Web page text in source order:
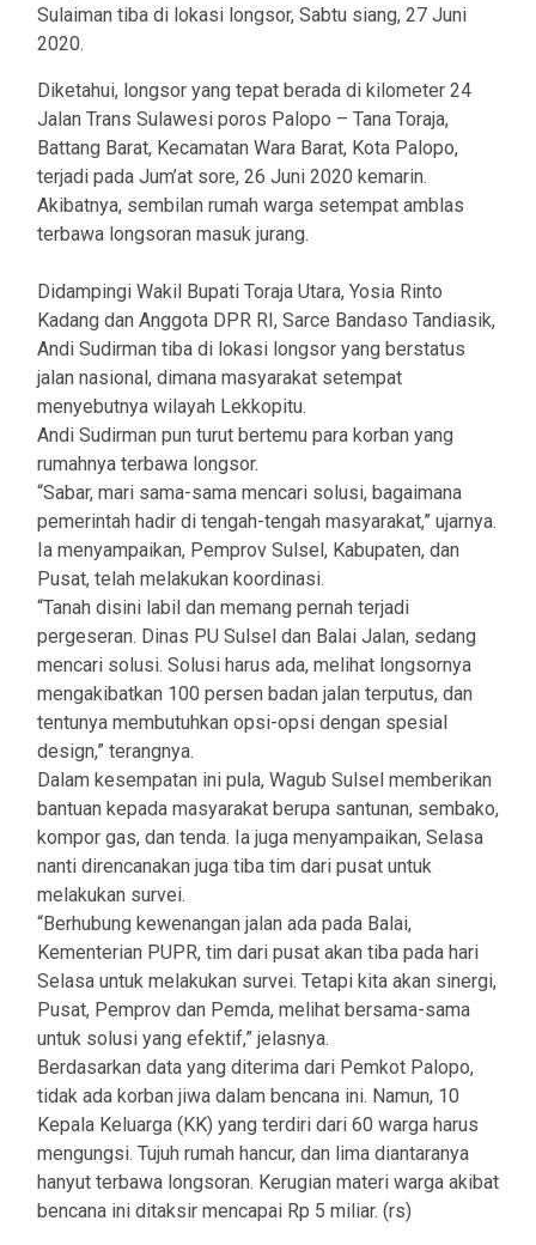
Sulaiman tiba di lokasi longsor, Sabtu siang, 27 Juni
2020.
Diketahui, longsor yang tepat berada di kilometer 24
Jalan Trans Sulawesi poros Palopo – Tana Toraja,
Battang Barat, Kecamatan Wara Barat, Kota Palopo,
terjadi pada Jum’at sore, 26 Juni 2020 kemarin.
Akibatnya, sembilan rumah warga setempat amblas
terbawa longsoran masuk jurang.
Didampingi Wakil Bupati Toraja Utara, Yosia Rinto
Kadang dan Anggota DPR RI, Sarce Bandaso Tandiasik,
Andi Sudirman tiba di lokasi longsor yang berstatus
jalan nasional, dimana masyarakat setempat
menyebutnya wilayah Lekkopitu.
Andi Sudirman pun turut bertemu para korban yang
rumahnya terbawa longsor.
“Sabar, mari sama-sama mencari solusi, bagaimana
pemerintah hadir di tengah-tengah masyarakat,” ujarnya.
Ia menyampaikan, Pemprov Sulsel, Kabupaten, dan
Pusat, telah melakukan koordinasi.
“Tanah disini labil dan memang pernah terjadi
pergeseran. Dinas PU Sulsel dan Balai Jalan, sedang
mencari solusi. Solusi harus ada, melihat longsornya
mengakibatkan 100 persen badan jalan terputus, dan
tentunya membutuhkan opsi-opsi dengan spesial
design,” terangnya.
Dalam kesempatan ini pula, Wagub Sulsel memberikan
bantuan kepada masyarakat berupa santunan, sembako,
kompor gas, dan tenda. Ia juga menyampaikan, Selasa
nanti direncanakan juga tiba tim dari pusat untuk
melakukan survei.
“Berhubung kewenangan jalan ada pada Balai,
Kementerian PUPR, tim dari pusat akan tiba pada hari
Selasa untuk melakukan survei. Tetapi kita akan sinergi,
Pusat, Pemprov dan Pemda, melihat bersama-sama
untuk solusi yang efektif,” jelasnya.
Berdasarkan data yang diterima dari Pemkot Palopo,
tidak ada korban jiwa dalam bencana ini. Namun, 10
Kepala Keluarga (KK) yang terdiri dari 60 warga harus
mengungsi. Tujuh rumah hancur, dan lima diantaranya
hanyut terbawa longsoran. Kerugian materi warga akibat
bencana ini ditaksir mencapai Rp 5 miliar. (rs)